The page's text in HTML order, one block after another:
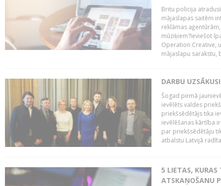
Britu policija
mājaslapas saitēm
reklāmas
mūziķiem?Ieviešot
Operation Creative,
mājaslapu sarakstu,
DARBU
Šogad pirmā
ievēlēts valdes
priekšsēdētājs tika
ievēlēšanas kārtība
par priekšsēdētāju
atbalstu Latvijā
5 LIETAS, KURAS
ATSKAŅOŠANU